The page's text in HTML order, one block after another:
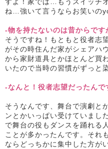
ね…強いて言うならお笑いの
-物を持たないのは昔からです
そうですね！もともと役者志
がその時住んだ家がシェアハ
から家財道具とかほとんど買
いたので当時の習慣がずっと
-なんと！役者志望だったんで
そうなんです、舞台で演劇と
ンとかいっぱい受けていまし
で舞台の役もダンスを踊れる
ことが多かったんです。それ
ならどっちかに集中した方が